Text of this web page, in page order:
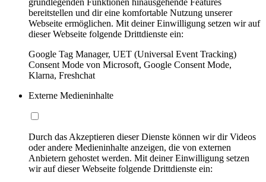
grundlegenden Funktionen hinausgehende Features
bereitstellen und dir eine komfortable Nutzung unserer
Webseite ermöglichen. Mit deiner Einwilligung setzen wir auf
dieser Webseite folgende Drittdienste ein:
Google Tag Manager, UET (Universal Event Tracking)
Consent Mode von Microsoft, Google Consent Mode,
Klarna, Freshchat
Externe Medieninhalte
Durch das Akzeptieren dieser Dienste können wir dir Videos
oder andere Medieninhalte anzeigen, die von externen
Anbietern gehostet werden. Mit deiner Einwilligung setzen
wir auf dieser Webseite folgende Drittdienste ein: